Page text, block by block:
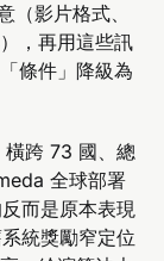
影片格式、
，再用這些訊
條件」降級為
跨 73 國、總
全球部署
而是原本表現
統獎勵窄定位